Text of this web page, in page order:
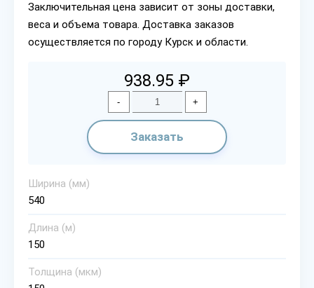
Заключительная цена зависит от зоны доставки,
веса и объема товара. Доставка заказов
осуществляется по городу Курск и области.
938.95 ₽
- +
Заказать
Ширина (мм)
540
Длина (м)
150
Толщина (мкм)